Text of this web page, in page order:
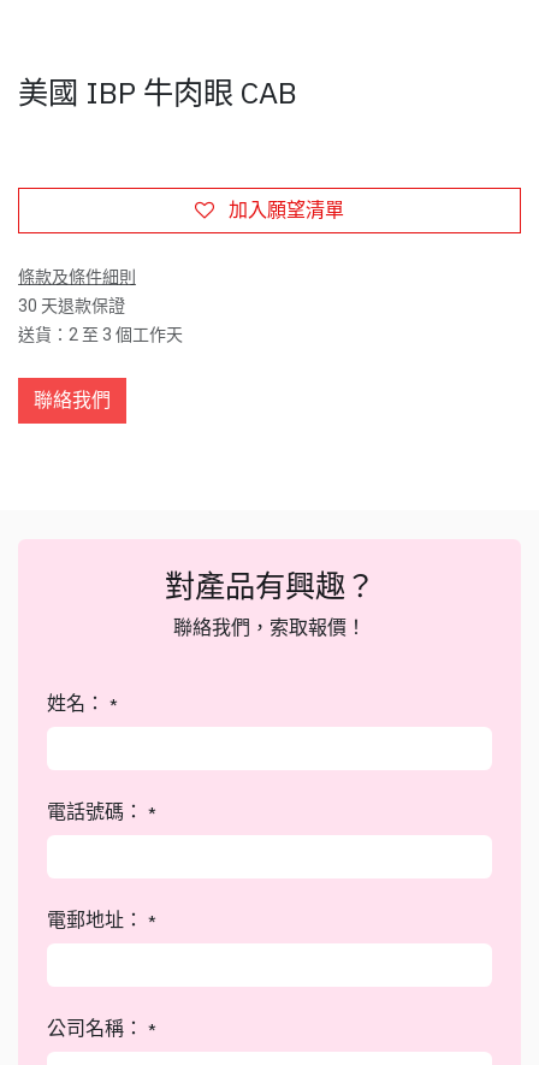
美國 IBP 牛肉眼 CAB
加入願望清單
條款及條件細則
30 天退款保證
送貨：2 至 3 個工作天
聯絡我們
對產品有興趣？
聯絡我們，索取報價！
姓名： *
電話號碼： *
電郵地址： *
公司名稱： *